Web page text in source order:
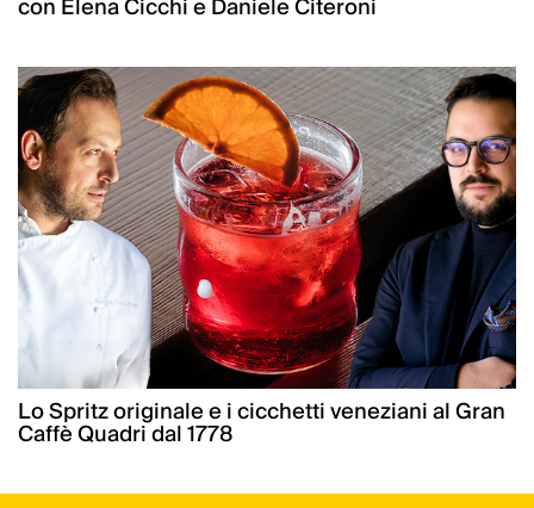
con Elena Cicchi e Daniele Citeroni
Lo Spritz originale e i cicchetti veneziani al Gran
Caffè Quadri dal 1778